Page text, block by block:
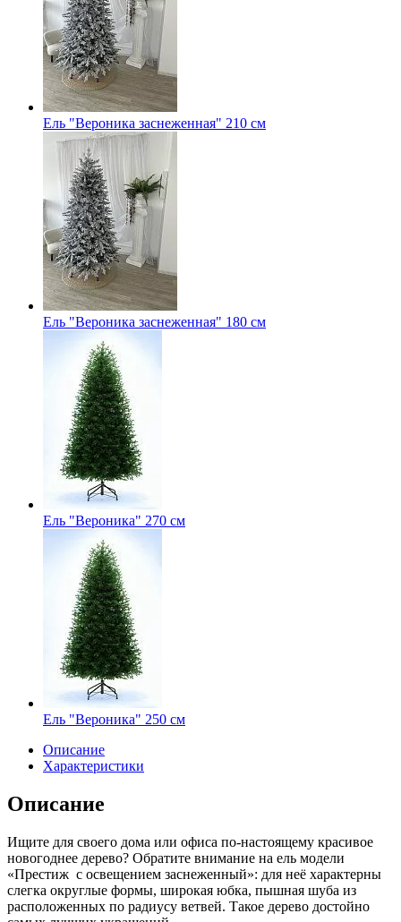
Ель "Вероника заснеженная" 210 см
Ель "Вероника заснеженная" 180 см
Ель "Вероника" 270 см
Ель "Вероника" 250 см
Описание
Характеристики
Описание
Ищите для своего дома или офиса по-настоящему красивое
новогоднее дерево? Обратите внимание на ель модели
«Престиж с освещением заснеженный»: для неё характерны
слегка округлые формы, широкая юбка, пышная шуба из
расположенных по радиусу ветвей. Такое дерево достойно